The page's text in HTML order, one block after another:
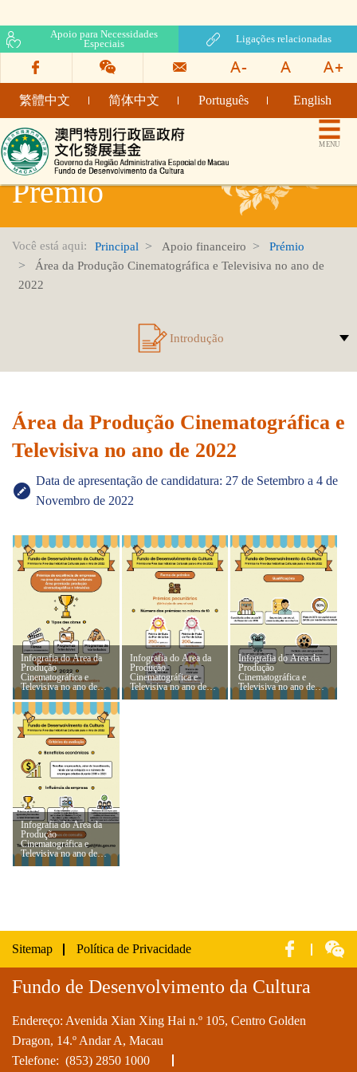
Apoio para Necessidades
Especiais
Ligações relacionadas
繁體中文 简体中文 Português English
Fundo de Desenvolvimento da Cultura
MENU
Prémio
Você está aqui: Principal Apoio financeiro
Prémio
Área da Produção Cinematográfica e Televisiva no ano de
2022
Introdução
Área da Produção Cinematográfica e
Televisiva no ano de 2022
Data de apresentação de candidatura: 27 de Setembro a 4 de
Novembro de 2022
Infografia do Área da
Produção
Cinematográfica e
Televisiva no ano de
na área das indústrias
culturais (1)
Infografia do Área da
Produção
Cinematográfica e
Televisiva no ano de
Infografia do Área da
Produção
Cinematográfica e
Televisiva no ano de
Infografia do Área da
Produção
Cinematográfica e
Televisiva no ano de
Sitemap Política de Privacidade
Fundo de Desenvolvimento da Cultura
Endereço: Avenida Xian Xing Hai n.º 105, Centro Golden
Dragon, 14.º Andar A, Macau
Telefone: (853) 2850 1000